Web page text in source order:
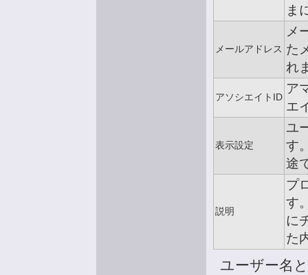
ま
メールアドレス
メ
た
れ
アソシエイトID
ア
エ
表示設定
ユ
す
途
説明
プ
す
に
た
ユーザー名